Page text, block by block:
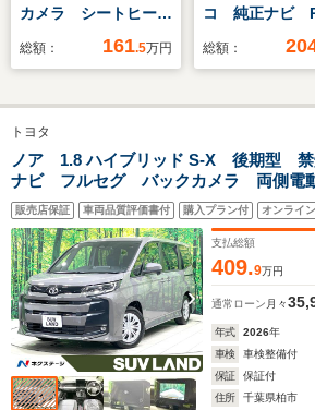
カメラ シートヒータ
ー 左PSD VSA
総額： 161.5万円
コ 純正ナビ
ラ ブルートゥ
総額：
トヨタ
ノア 1.8 ハイブリッド S-X 後期型
ナビ フルセグ バックカメラ 両側電
ティセンス クリアランスソナー レ
LEDヘッド＆フォグ ETC オートエア
ールド
販売店保証 車両品質評価書付 購入プラン付 オンライ
支払総額
409.9万円
通常ローン 月々
年式 2026年
車検
車検整備付
保証
保証付
住所
千葉県柏市